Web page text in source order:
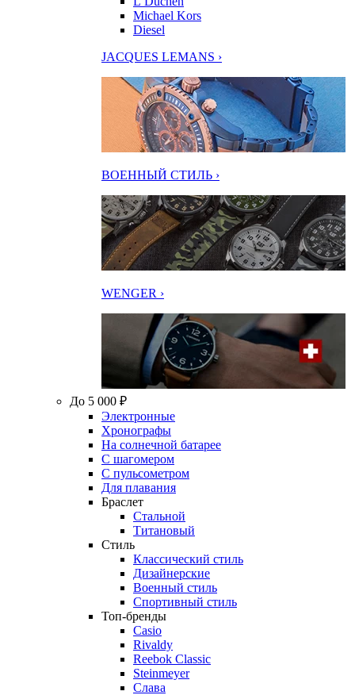
Michael Kors
Diesel
JACQUES LEMANS ›
ВОЕННЫЙ СТИЛЬ ›
WENGER ›
До 5 000 ₽
Электронные
Хронографы
На солнечной батарее
С шагомером
С пульсометром
Для плавания
Браслет
Стальной
Титановый
Стиль
Классический стиль
Дизайнерские
Военный стиль
Спортивный стиль
Топ-бренды
Casio
Rivaldy
Reebok Classic
Steinmeyer
Слава